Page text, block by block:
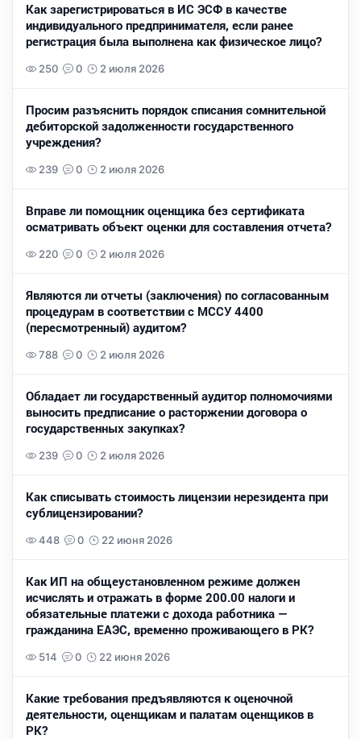
Как зарегистрироваться в ИС ЭСФ в качестве
индивидуального предпринимателя, если ранее
регистрация была выполнена как физическое лицо?
250 0 2 июля 2026
Просим разъяснить порядок списания сомнительной
дебиторской задолженности государственного
учреждения?
239 0 2 июля 2026
Вправе ли помощник оценщика без сертификата
осматривать объект оценки для составления отчета?
220 0 2 июля 2026
Являются ли отчеты (заключения) по согласованным
процедурам в соответствии с МССУ 4400
(пересмотренный) аудитом?
788 0 2 июля 2026
Обладает ли государственный аудитор полномочиями
выносить предписание о расторжении договора о
государственных закупках?
239 0 2 июля 2026
Как списывать стоимость лицензии нерезидента при
сублицензировании?
448 0 22 июня 2026
Как ИП на общеустановленном режиме должен
исчислять и отражать в форме 200.00 налоги и
обязательные платежи с дохода работника —
гражданина ЕАЭС, временно проживающего в РК?
514 0 22 июня 2026
Какие требования предъявляются к оценочной
деятельности, оценщикам и палатам оценщиков в
РК?